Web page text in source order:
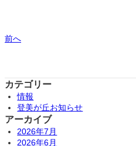
前へ
カテゴリー
情報
登美が丘お知らせ
アーカイブ
2026年7月
2026年6月